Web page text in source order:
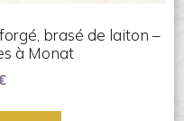
brasé de laiton –
à Monat